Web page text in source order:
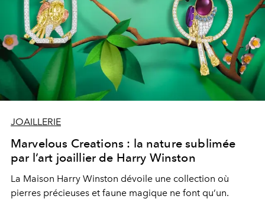
JOAILLERIE
Marvelous Creations : la nature sublimée
par l’art joaillier de Harry Winston
La Maison Harry Winston dévoile une collection où
pierres précieuses et faune magique ne font qu’un.